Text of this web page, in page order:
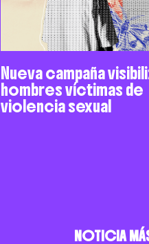
Nueva campaña
hombres víctimas de
violencia sexual
NOTICIA